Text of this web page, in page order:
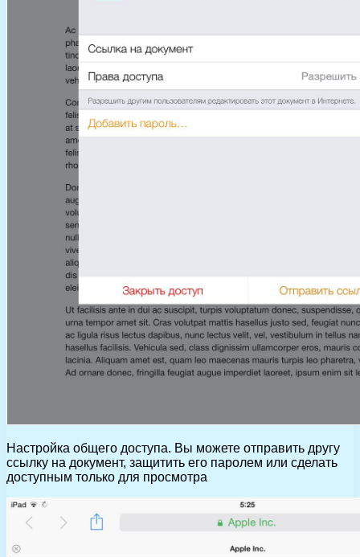
Настройка общего доступа. Вы можете отправить другу
ссылку на документ, защитить его паролем или сделать
доступным только для просмотра